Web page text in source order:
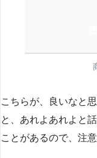
こちらが、良いなと
と、あれよあれよと
ことがあるので、注